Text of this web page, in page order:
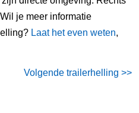
je meer informatie
Laat het even weten,
Volgende trailerhelling >>